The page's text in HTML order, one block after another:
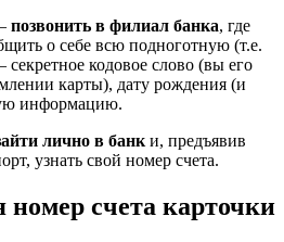
позвонить в филиал банка, где
о себе всю подноготную (т.е.
кодовое слово (вы его
карты), дату рождения (и
информацию.
лично в банки, предъявив
узнать свой номер счета.
номер счета карточки